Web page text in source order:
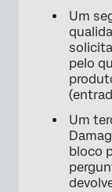
Um
pelo
Um
bloco